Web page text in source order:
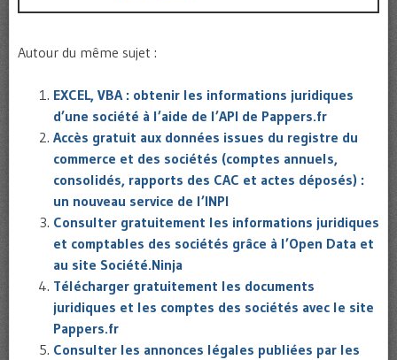
Autour du même sujet :
EXCEL, VBA : obtenir les informations juridiques
d’une société à l’aide de l’API de Pappers.fr
Accès gratuit aux données issues du registre du
commerce et des sociétés (comptes annuels,
consolidés, rapports des CAC et actes déposés) :
un nouveau service de l’INPI
Consulter gratuitement les informations juridiques
et comptables des sociétés grâce à l’Open Data et
au site Société.Ninja
Télécharger gratuitement les documents
juridiques et les comptes des sociétés avec le site
Pappers.fr
Consulter les annonces légales publiées par les